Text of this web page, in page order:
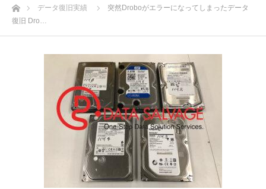
ホームデータ復旧実績
突然Droboがエラーになってしまったデータ
復旧 Dro…